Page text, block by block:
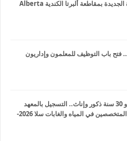
استمارة الهجرة الجديدة بمقاطعة ألبرتا الكندية Alberta
السعودية 2026.. فتح باب التوظيف للمعلمون وإداريون
للشباب بين 18 و 30 سنة ذكور وإناث.. التسجيل بالمعهد
الملكي التقنين المتخصصين في المياه والغابات سلا 2026-